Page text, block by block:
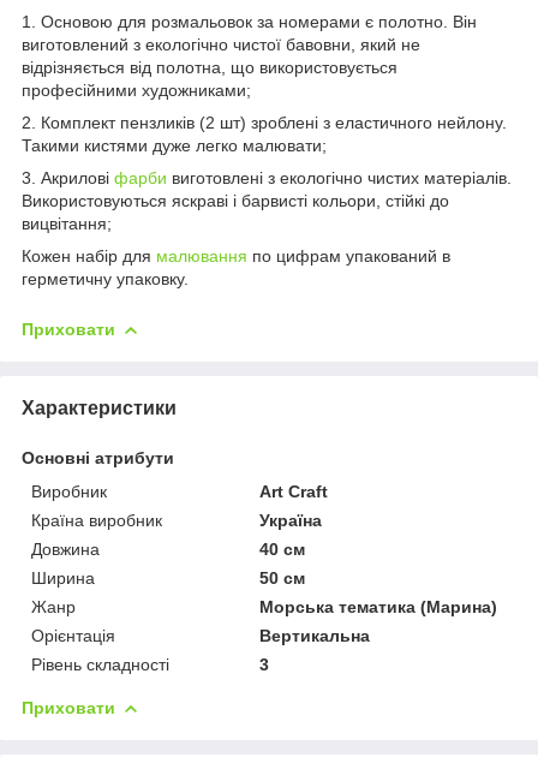
1. Основою для розмальовок за номерами є полотно. Він
виготовлений з екологічно чистої бавовни, який не
відрізняється від полотна, що використовується
професійними художниками;
2. Комплект пензликів (2 шт) зроблені з еластичного нейлону.
Такими кистями дуже легко малювати;
3. Акрилові фарби виготовлені з екологічно чистих матеріалів.
Використовуються яскраві і барвисті кольори, стійкі до
вицвітання;
Кожен набір для малювання по цифрам упакований в
герметичну упаковку.
Приховати
Характеристики
Основні атрибути
Виробник
Art Craft
Країна виробник
Україна
Довжина
40 см
Ширина
50 см
Жанр
Морська тематика (Марина)
Орієнтація
Вертикальна
Рівень складності
3
Приховати